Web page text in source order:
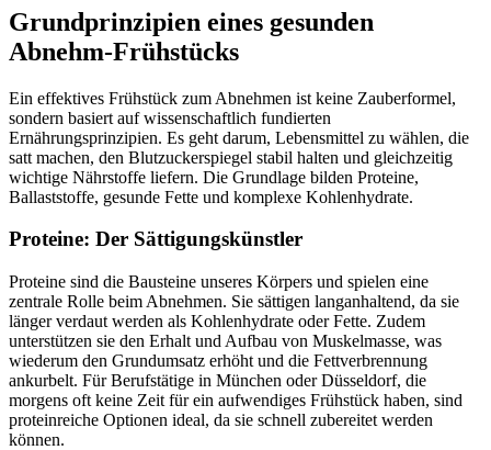
Grundprinzipien eines gesunden
Abnehm-Frühstücks
Ein effektives Frühstück zum Abnehmen ist keine Zauberformel,
sondern basiert auf wissenschaftlich fundierten
Ernährungsprinzipien. Es geht darum, Lebensmittel zu wählen, die
satt machen, den Blutzuckerspiegel stabil halten und gleichzeitig
wichtige Nährstoffe liefern. Die Grundlage bilden Proteine,
Ballaststoffe, gesunde Fette und komplexe Kohlenhydrate.
Proteine: Der Sättigungskünstler
Proteine sind die Bausteine unseres Körpers und spielen eine
zentrale Rolle beim Abnehmen. Sie sättigen langanhaltend, da sie
länger verdaut werden als Kohlenhydrate oder Fette. Zudem
unterstützen sie den Erhalt und Aufbau von Muskelmasse, was
wiederum den Grundumsatz erhöht und die Fettverbrennung
ankurbelt. Für Berufstätige in München oder Düsseldorf, die
morgens oft keine Zeit für ein aufwendiges Frühstück haben, sind
proteinreiche Optionen ideal, da sie schnell zubereitet werden
können.